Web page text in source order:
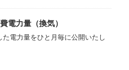
電力量（換気）
電力量をひと月毎に公開いたし